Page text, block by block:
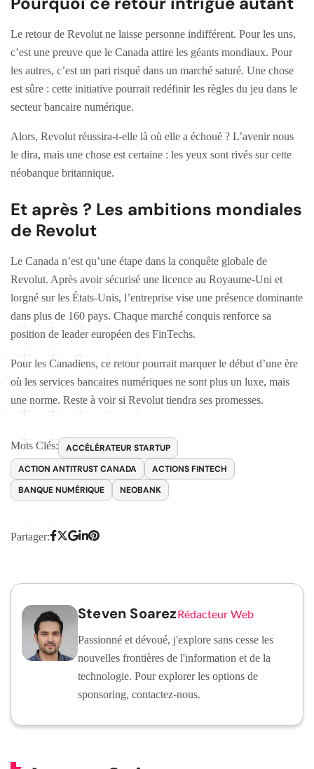
Le retour de Revolut ne laisse personne indifférent. Pour les uns,
c’est une preuve que le Canada attire les géants mondiaux. Pour
les autres, c’est un pari risqué dans un marché saturé. Une chose
est sûre : cette initiative pourrait redéfinir les règles du jeu dans le
secteur bancaire numérique.
Alors, Revolut réussira-t-elle là où elle a échoué ? L’avenir nous
le dira, mais une chose est certaine : les yeux sont rivés sur cette
néobanque britannique.
Et après ? Les ambitions mondiales
de Revolut
Le Canada n’est qu’une étape dans la conquête globale de
Revolut. Après avoir sécurisé une licence au Royaume-Uni et
lorgné sur les États-Unis, l’entreprise vise une présence dominante
dans plus de 160 pays. Chaque marché conquis renforce sa
position de leader européen des FinTechs.
Pour les Canadiens, ce retour pourrait marquer le début d’une ère
où les services bancaires numériques ne sont plus un luxe, mais
une norme. Reste à voir si Revolut tiendra ses promesses.
Mots Clés:
ACCÉLÉRATEUR STARTUP
ACTION ANTITRUST CANADA
ACTIONS FINTECH
BANQUE NUMÉRIQUE
NEOBANK
Partager:
Steven SoarezRédacteur Web
Passionné et dévoué, j'explore sans cesse les
nouvelles frontières de l'information et de la
technologie. Pour explorer les options de
sponsoring, contactez-nous.